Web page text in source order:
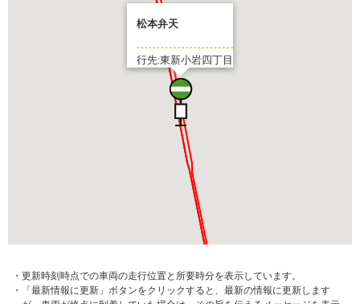
松本弁天
行先:東新小岩四丁目
・更新時刻時点での車両の走行位置と所要時分を表示しています。
・「最新情報に更新」ボタンをクリックすると、最新の情報に更新します